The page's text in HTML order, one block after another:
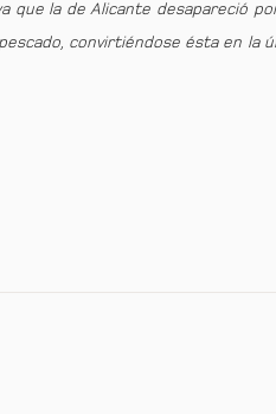
la de Alicante desapareció
convirtiéndose ésta en la